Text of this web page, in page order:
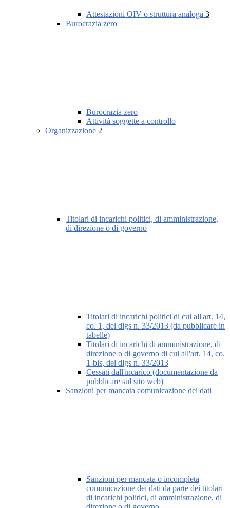
Attestazioni OIV o struttura analoga 3
Burocrazia zero
Burocrazia zero
Attività soggette a controllo
Organizzazione 2
Titolari di incarichi politici, di amministrazione,
di direzione o di governo
Titolari di incarichi politici di cui all'art. 14,
co. 1, del dlgs n. 33/2013 (da pubblicare in
tabelle)
Titolari di incarichi di amministrazione, di
direzione o di governo di cui all'art. 14, co.
1-bis, del dlgs n. 33/2013
Cessati dall'incarico (documentazione da
pubblicare sul sito web)
Sanzioni per mancata comunicazione dei dati
Sanzioni per mancata o incompleta
comunicazione dei dati da parte dei titolari
di incarichi politici, di amministrazione, di